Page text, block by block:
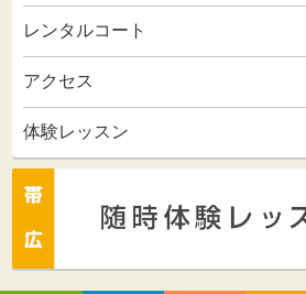
レンタルコート
アクセス
体験レッスン